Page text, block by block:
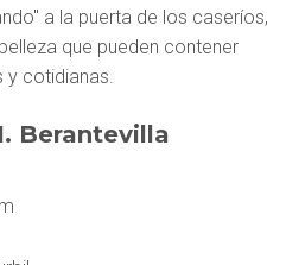
a la puerta de los caseríos,
que pueden contener
y cotidianas.
Berantevilla